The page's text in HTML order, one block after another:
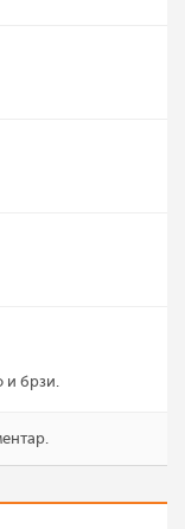
брзи.